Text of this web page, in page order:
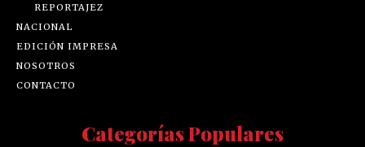
REPORTAJEZ
NACIONAL
EDICIÓN IMPRESA
NOSOTROS
CONTACTO
Categorías Populares